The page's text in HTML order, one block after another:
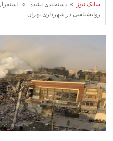
سایک نیوز
» دسته‌بندی نشده » استقرار
روانشناسی در شهرداری تهران